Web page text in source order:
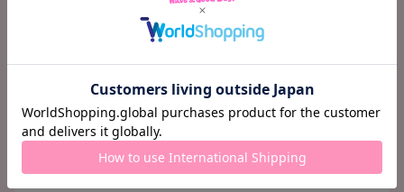
156 GOOD LOOKING for Cosmetic 素敵なコスメの見つ
160 Terminal 04 BIRKENSTOCK & Proenza Schouler
163 Terminal 07 finestaRt
164 今月の気になる人
165 今月の映画
166 今月のCD
167 今月のART & BOOK